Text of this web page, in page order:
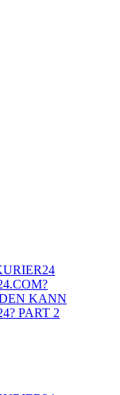
KANN
PART 2